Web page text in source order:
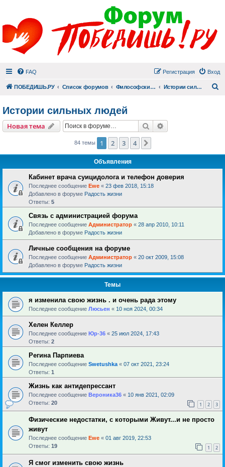
FAQ Вход
Регистрация
ПОБЕДИШЬ.РУ Список форумов Философский раздел Истории сильных людей
Истории сильных людей
Новая тема Поиск
84 темы 1 2 3 4
Объявления
Кабинет врача суицидолога и телефон доверия
Последнее сообщение Ewe « 23 фев 2018, 15:18
Добавлено в форуме Радость жизни
Ответы: 5
Связь с администрацией форума
Последнее сообщение Администратор « 28 апр 2010, 10:11
Добавлено в форуме Радость жизни
Личные сообщения на форуме
Последнее сообщение Администратор « 20 окт 2009, 15:08
Добавлено в форуме Радость жизни
Темы
я изменила свою жизнь . и очень рада этому
Последнее сообщение Люсьен « 10 ноя 2024, 00:34
Хелен Келлер
Последнее сообщение Юр-36 « 25 июл 2024, 17:43
Ответы: 2
Регина Парпиева
Последнее сообщение Swetushka « 07 окт 2021, 23:24
Ответы: 1
Жизнь как антидепрессант
Последнее сообщение Вероника36 « 10 янв 2021, 02:09
Ответы: 20 1 2 3
Физические недостатки, с которыми Живут...и не просто
живут
Последнее сообщение Ewe « 01 авг 2019, 22:53
Ответы: 19 1 2
Я смог изменить свою жизнь